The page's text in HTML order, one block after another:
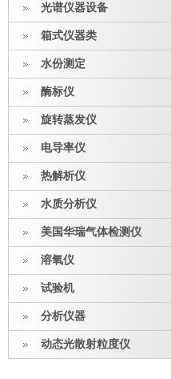
光谱仪器设备
箱式仪器类
水份测定
酶标仪
旋转蒸发仪
电导率仪
热解析仪
水质分析仪
美国华瑞气体检测仪
溶氧仪
试验机
分析仪器
动态光散射粒度仪